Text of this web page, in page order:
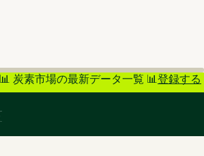
📊 炭素市場の最新データ一覧 📊登録する